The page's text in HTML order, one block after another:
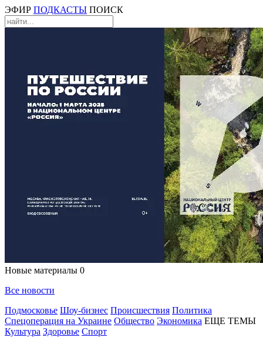
ЭФИР ПОДКАСТЫ ПОИСК
Новые материалы 0
Все новости
Подмосковье Шоу-бизнес Происшествия Политика
Спецоперация на Украине Общество Экономика ЕЩЕ ТЕМЫ
Культура Здоровье Спорт